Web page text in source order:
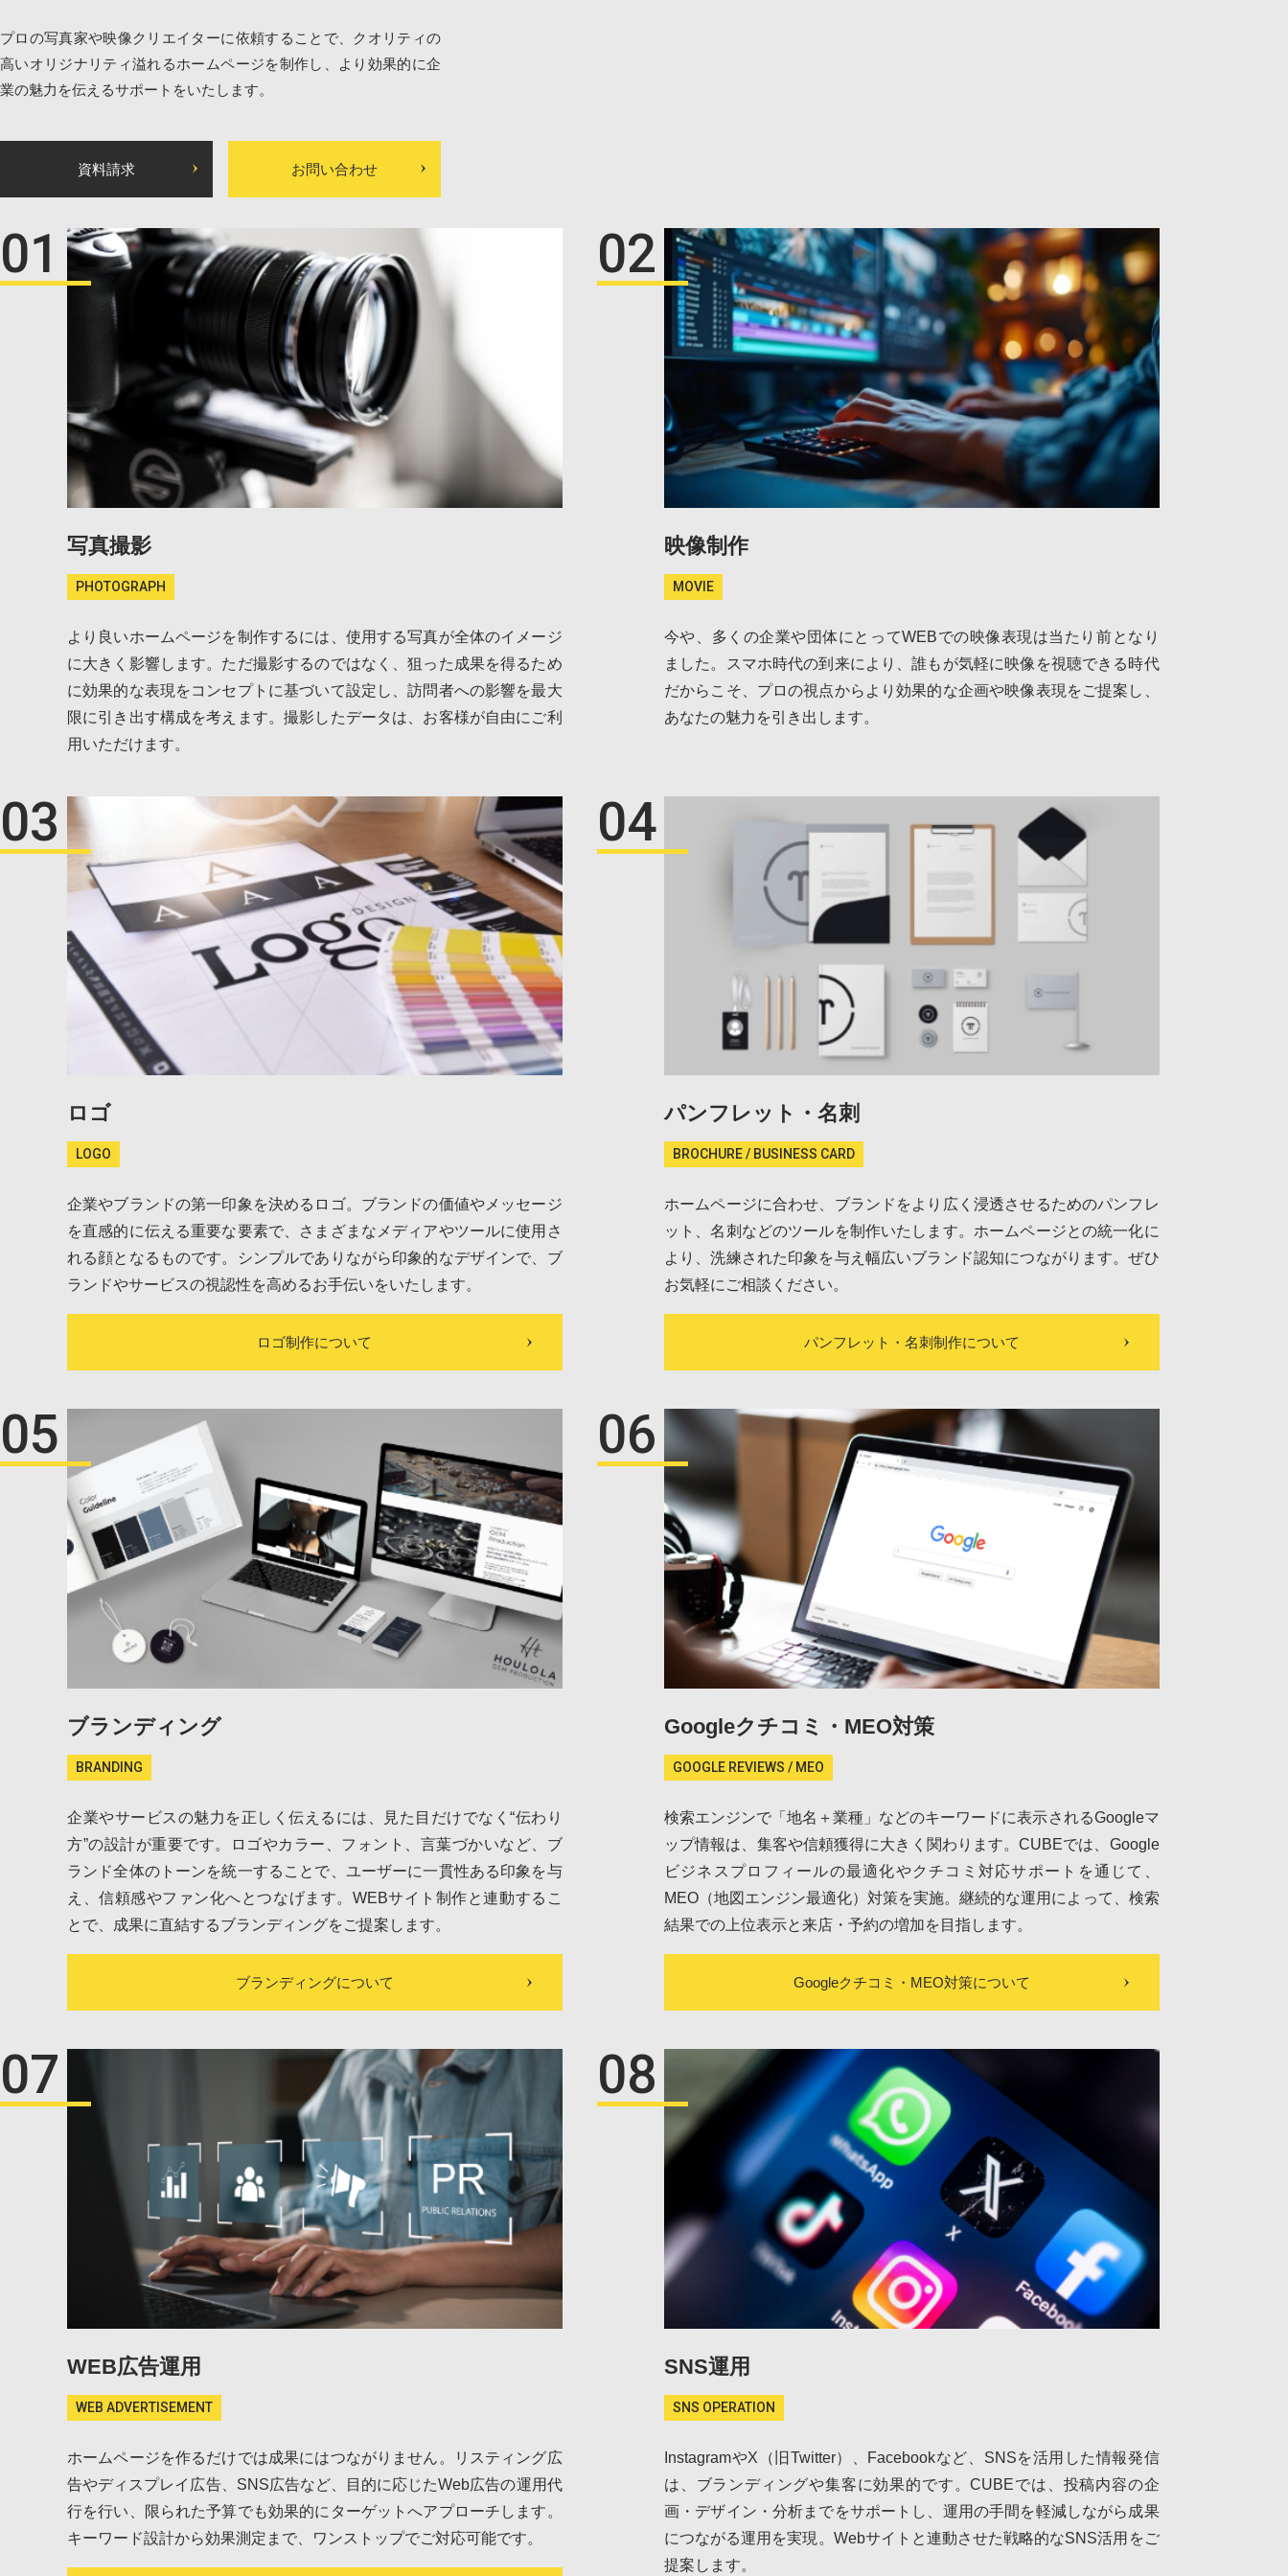
プロの写真家や映像クリエイターに依頼することで、クオリティの
高いオリジナリティ溢れるホームページを制作し、より効果的に企
業の魅力を伝えるサポートをいたします。
資料請求 お問い合わせ
01
写真撮影
PHOTOGRAPH
より良いホームページを制作するには、使用する写真が全体のイメージ
に大きく影響します。ただ撮影するのではなく、狙った成果を得るため
に効果的な表現をコンセプトに基づいて設定し、訪問者への影響を最大
限に引き出す構成を考えます。撮影したデータは、お客様が自由にご利
用いただけます。
02
映像制作
MOVIE
今や、多くの企業や団体にとってWEBでの映像表現は当たり前となり
ました。スマホ時代の到来により、誰もが気軽に映像を視聴できる時代
だからこそ、プロの視点からより効果的な企画や映像表現をご提案し、
あなたの魅力を引き出します。
03
ロゴ
LOGO
企業やブランドの第一印象を決めるロゴ。ブランドの価値やメッセージ
を直感的に伝える重要な要素で、さまざまなメディアやツールに使用さ
れる顔となるものです。シンプルでありながら印象的なデザインで、ブ
ランドやサービスの視認性を高めるお手伝いをいたします。
ロゴ制作について
04
パンフレット・名刺
BROCHURE / BUSINESS CARD
ホームページに合わせ、ブランドをより広く浸透させるためのパンフレ
ット、名刺などのツールを制作いたします。ホームページとの統一化に
より、洗練された印象を与え幅広いブランド認知につながります。ぜひ
お気軽にご相談ください。
パンフレット・名刺制作について
05
ブランディング
BRANDING
企業やサービスの魅力を正しく伝えるには、見た目だけでなく“伝わり
方”の設計が重要です。ロゴやカラー、フォント、言葉づかいなど、ブ
ランド全体のトーンを統一することで、ユーザーに一貫性ある印象を与
え、信頼感やファン化へとつなげます。WEBサイト制作と連動するこ
とで、成果に直結するブランディングをご提案します。
ブランディングについて
06
Googleクチコミ・MEO対策
GOOGLE REVIEWS / MEO
検索エンジンで「地名＋業種」などのキーワードに表示されるGoogleマ
ップ情報は、集客や信頼獲得に大きく関わります。CUBEでは、Google
ビジネスプロフィールの最適化やクチコミ対応サポートを通じて、
MEO（地図エンジン最適化）対策を実施。継続的な運用によって、検索
結果での上位表示と来店・予約の増加を目指します。
Googleクチコミ・MEO対策について
07
WEB広告運用
WEB ADVERTISEMENT
ホームページを作るだけでは成果にはつながりません。リスティング広
告やディスプレイ広告、SNS広告など、目的に応じたWeb広告の運用代
行を行い、限られた予算でも効果的にターゲットへアプローチします。
キーワード設計から効果測定まで、ワンストップでご対応可能です。
08
SNS運用
SNS OPERATION
InstagramやX（旧Twitter）、Facebookなど、SNSを活用した情報発信
は、ブランディングや集客に効果的です。CUBEでは、投稿内容の企
画・デザイン・分析までをサポートし、運用の手間を軽減しながら成果
につながる運用を実現。Webサイトと連動させた戦略的なSNS活用をご
提案します。